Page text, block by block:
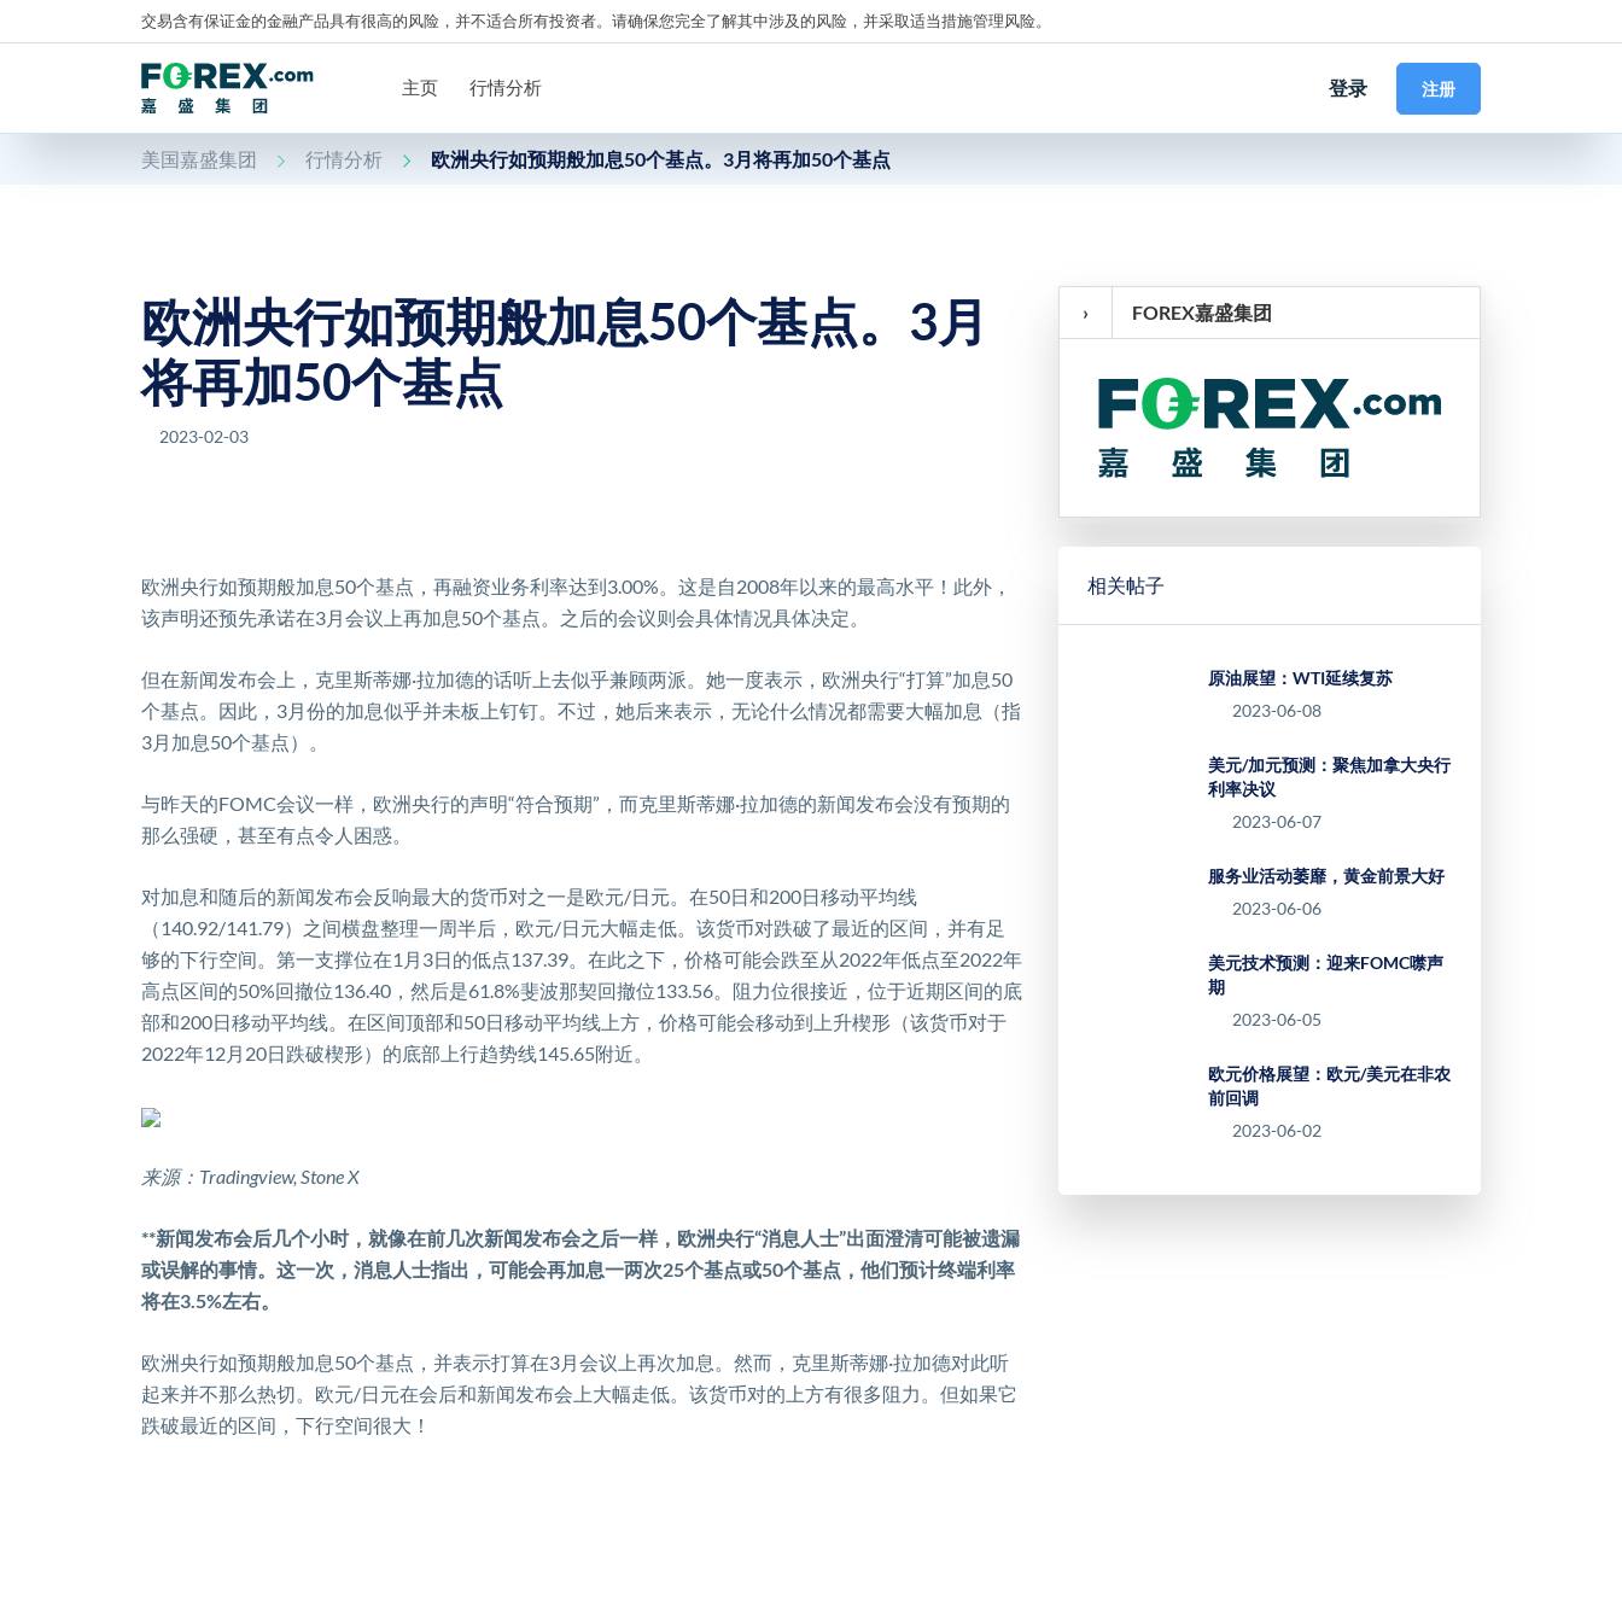
交易含有保证金的金融产品具有很高的风险，并不适合所有投资者。请确保您完全了解其中涉及的风险，并采取适当措施管理风险。
主页 行情分析 登录 注册
美国嘉盛集团 行情分析 欧洲央行如预期般加息50个基点。3月将再加50个基点
欧洲央行如预期般加息50个基点。3月
将再加50个基点
2023-02-03
欧洲央行如预期般加息50个基点，再融资业务利率达到3.00%。这是自2008年以来的最高水平！此外，
该声明还预先承诺在3月会议上再加息50个基点。之后的会议则会具体情况具体决定。
但在新闻发布会上，克里斯蒂娜·拉加德的话听上去似乎兼顾两派。她一度表示，欧洲央行“打算”加息50
个基点。因此， 3月份的加息似乎并未板上钉钉。不过，她后来表示，无论什么情况都需要大幅加息（指
3月加息50个基点）。
与昨天的FOMC会议一样，欧洲央行的声明“符合预期” ，而克里斯蒂娜·拉加德的新闻发布会没有预期的
那么强硬，甚至有点令人困惑。
对加息和随后的新闻发布会反响最大的货币对之一是欧元/日元。在50日和200日移动平均线
（ 140.92/141.79）之间横盘整理一周半后，欧元/日元大幅走低。该货币对跌破了最近的区间，并有足
够的下行空间。第一支撑位在1 月 3日的低点137.39。在此之下，价格可能会跌至从2022年低点至2022年
高点区间的50%回撤位136.40 ，然后是61.8%斐波那契回撤位133.56。阻力位很接近，位于近期区间的底
部和200日移动平均线。在区间顶部和50日移动平均线上方，价格可能会移动到上升楔形（该货币对于
2022年12月 20日跌破楔形）的底部上行趋势线145.65附近。
来源： Tradingview, Stone X
**新闻发布会后几个小时，就像在前几次新闻发布会之后一样，欧洲央行“消息人士”出面澄清可能被遗漏
或误解的事情。这一次，消息人士指出，可能会再加息一两次25个基点或50个基点，他们预计终端利率
将在3.5%左右。
欧洲央行如预期般加息50个基点，并表示打算在3月会议上再次加息。然而，克里斯蒂娜·拉加德对此听
起来并不那么热切。欧元/日元在会后和新闻发布会上大幅走低。该货币对的上方有很多阻力。但如果它
跌破最近的区间，下行空间很大！
› FOREX嘉盛集团
相关帖子
原油展望：WTI延续复苏
2023-06-08
美元/加元预测：聚焦加拿大央行
利率决议
2023-06-07
服务业活动萎靡，黄金前景大好
2023-06-06
美元技术预测：迎来FOMC噤声
期
2023-06-05
欧元价格展望：欧元/美元在非农
前回调
2023-06-02